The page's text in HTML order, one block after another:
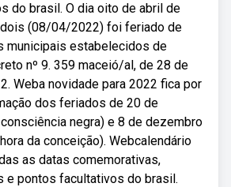
do brasil. O dia oito de abril de
(08/04/2022) foi feriado de
municipais estabelecidos de
nº 9. 359 maceió/al, de 28 de
Weba novidade para 2022 fica por
dos feriados de 20 de
negra) e 8 de dezembro
da conceição). Webcalendário
as datas comemorativas,
e pontos facultativos do brasil.